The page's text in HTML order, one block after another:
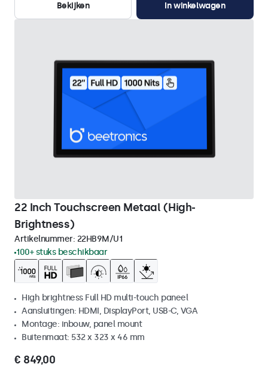
Bekijken
In winkelwagen
22 Inch Touchscreen Metaal (High-
Brightness)
Artikelnummer: 22HB9M/U1
100+ stuks beschikbaar
High brightness Full HD multi-touch paneel
Aansluitingen: HDMI, DisplayPort, USB-C, VGA
Montage: inbouw, panel mount
Buitenmaat: 532 x 323 x 46 mm
€ 849,00